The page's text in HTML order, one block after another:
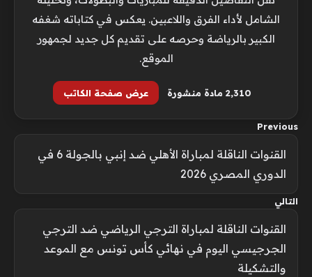
الشامل لأداء الفرق واللاعبين. يعكس في كتاباته شغفه
الكبير بالرياضة وحرصه على تقديم كل جديد لجمهور
الموقع.
2٬310 مادة منشورة عرض صفحة الكاتب
Previous
القنوات الناقلة لمباراة الأهلي ضد إنبي بالجولة 6 في
الدوري المصري 2026
التالي
القنوات الناقلة لمباراة الترجي الرياضي ضد الترجي
الجرجيسي اليوم في نهائي كأس تونس مع الموعد
والتشكيلة